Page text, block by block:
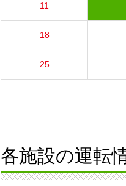
11
18
25
各施設の運転